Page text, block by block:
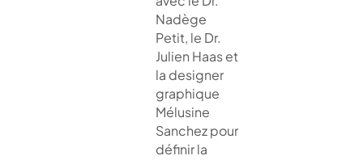
Nadège
Petit, le Dr.
Julien Haas et
la designer
graphique
Mélusine
Sanchez pour
définir la